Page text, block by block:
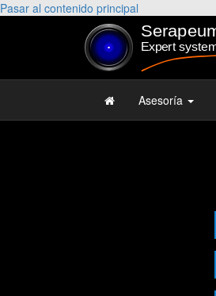
Pasar al contenido principal
Asesoría